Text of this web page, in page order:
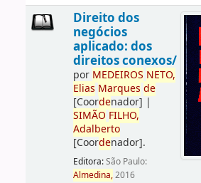
Direito dos
negócios
aplicado: dos
direitos conexos/
por MEDEIROS NETO,
Elias Marques de
[Coordenador] |
SIMÃO FILHO,
Adalberto
[Coordenador].
Editora:São Paulo:
Almedina,2016